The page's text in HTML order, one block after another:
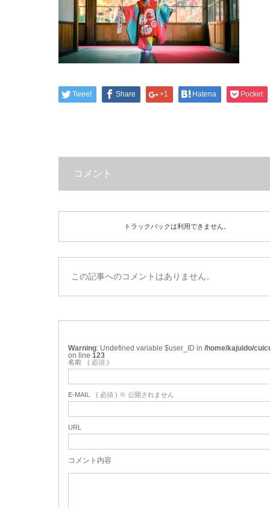
Tweet Share +1 Hatena Pocket
コメント
トラックバックは利用できません。
この記事へのコメントはありません。
Warning : Undefined variable $user_ID in /home/kajuido/
on line 123
名前 ( 必須 )
E-MAIL ( 必須 ) ※ 公開されません
URL
コメント内容